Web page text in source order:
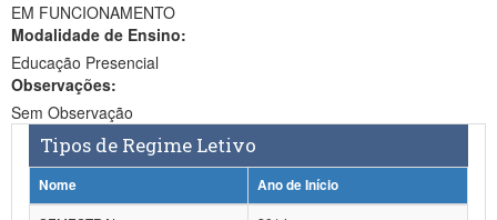
Ministério do Turismo
Ministério do Desenvolvimento Regional
Controladoria-Geral da União
Ministério da Mulher, da Família e dos Direitos Humanos
EM FUNCIONAMENTO
Modalidade de Ensino:
Educação Presencial
Observações:
Sem Observação
Tipos de Regime Letivo
Nome
Ano de Início